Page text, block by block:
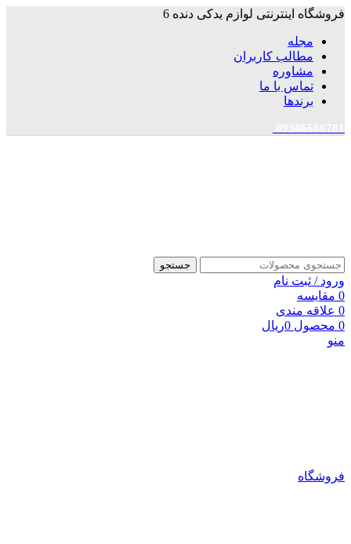
فروشگاه اینترنتی لوازم یدکی دنده 6
مجله
مطالب کاربران
مشاوره
تماس با ما
برندها
جستجو
ورود / ثبت نام
0 مقایسه
0 علاقه مندی
0 محصول 0ریال
منو
فروشگاه